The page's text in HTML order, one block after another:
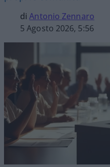
diAntonio Zennaro
5 Agosto 2026, 5:56